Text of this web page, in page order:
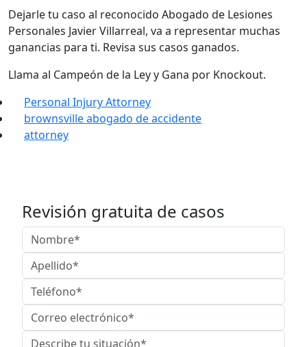
Dejarle tu caso al reconocido Abogado de Lesiones
Personales Javier Villarreal, va a representar muchas
ganancias para ti. Revisa sus casos ganados.
Llama al Campeón de la Ley y Gana por Knockout.
Personal Injury Attorney
brownsville abogado de accidente
attorney
Revisión gratuita de casos